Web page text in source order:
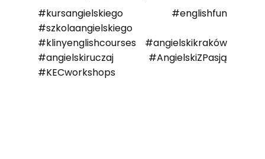
#kursangielskiego #englishfun
#szkolaangielskiego
#klinyenglishcourses #angielskikraków
#angielskiruczaj #AngielskiZPasją
#KECworkshops